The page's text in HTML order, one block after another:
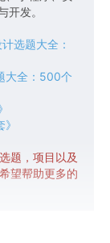
发。
选题大全：
大全：500个
题，项目以及
望帮助更多的